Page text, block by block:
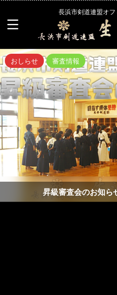
長浜市剣道連盟オフ
おしらせ 審査情報
昇級審査会のお知